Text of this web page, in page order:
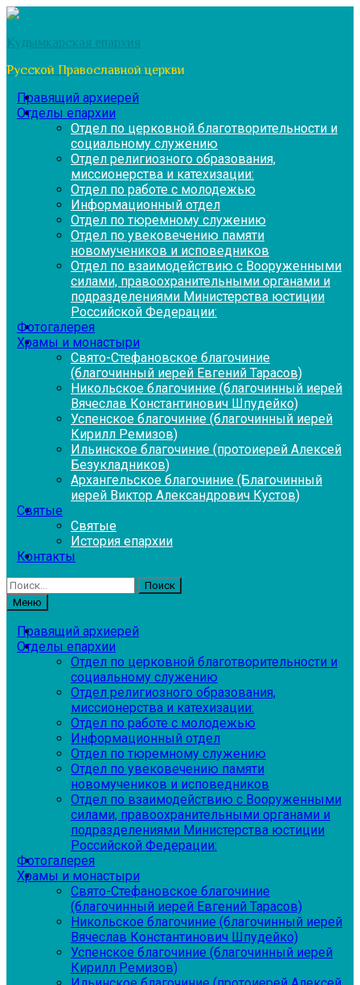
Перейти
содержимому
Кудымкарская епархия
Русской Православной церкви
Правящий архиерей
Отделы епархии
Отдел по церковной благотворительности и
социальному служению
Отдел религиозного образования,
миссионерства и катехизации:
Отдел по работе с молодежью
Информационный отдел
Отдел по тюремному служению
Отдел по увековечению памяти
новомучеников и исповедников
Отдел по взаимодействию с Вооруженными
силами, правоохранительными органами и
подразделениями Министерства юстиции
Российской Федерации:
Фотогалерея
Храмы и монастыри
Свято-Стефановское благочиние
(благочинный иерей Евгений Тарасов)
Никольское благочиние (благочинный иерей
Вячеслав Константинович Шпудейко)
Успенское благочиние (благочинный иерей
Кирилл Ремизов)
Ильинское благочиние (протоиерей Алексей
Безукладников)
Архангельское благочиние (Благочинный
иерей Виктор Александрович Кустов)
Святые
Святые
История епархии
Контакты
Найти:
Меню
Правящий архиерей
Отделы епархии
Отдел по церковной благотворительности и
социальному служению
Отдел религиозного образования,
миссионерства и катехизации:
Отдел по работе с молодежью
Информационный отдел
Отдел по тюремному служению
Отдел по увековечению памяти
новомучеников и исповедников
Отдел по взаимодействию с Вооруженными
силами, правоохранительными органами и
подразделениями Министерства юстиции
Российской Федерации:
Фотогалерея
Храмы и монастыри
Свято-Стефановское благочиние
(благочинный иерей Евгений Тарасов)
Никольское благочиние (благочинный иерей
Вячеслав Константинович Шпудейко)
Успенское благочиние (благочинный иерей
Кирилл Ремизов)